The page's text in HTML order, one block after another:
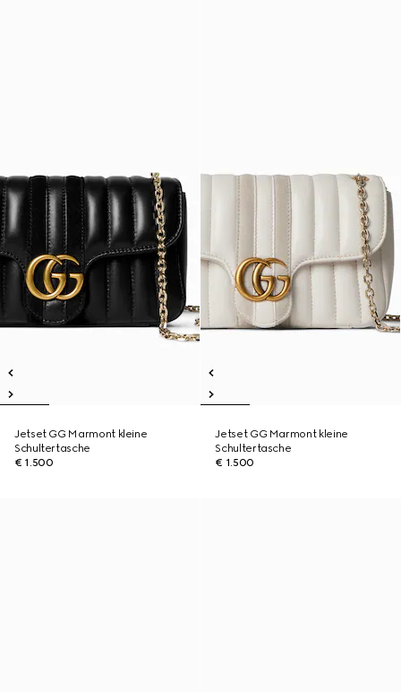
Jetset GG Marmont kleine
Schultertasche
€ 1.500
Jetset GG Marmont kleine
Schultertasche
€ 1.500